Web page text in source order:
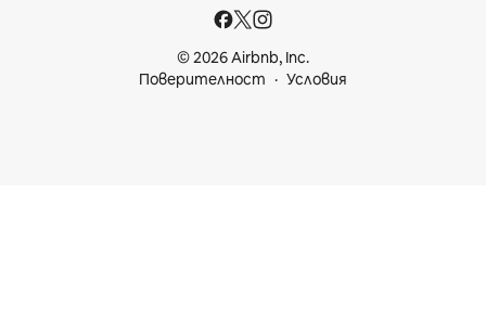
© 2026 Airbnb, Inc.
Поверителност
Условия